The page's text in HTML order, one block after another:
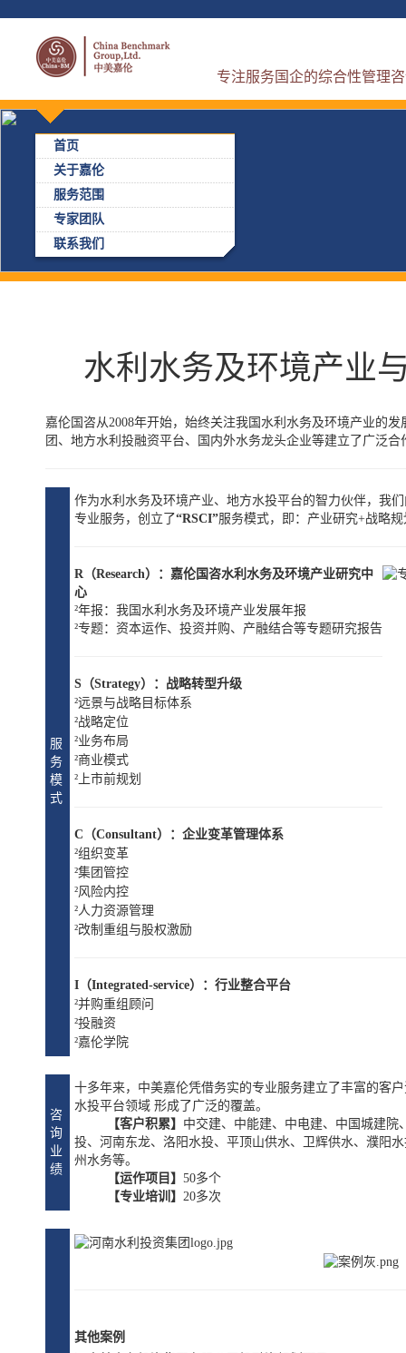
专注服务国企的综合性管理
首页
关于嘉伦
服务范围
专家团队
联系我们
水利水务及环境产业
嘉伦国咨从2008年开始，始终关注我国水利水务及环境产业的
团、地方水利投融资平台、国内外水务龙头企业等建立了广泛
服
务
模
式
作为水利水务及环境产业、地方水投平台的智力伙伴，我
专业服务，创立了“RSCI”服务模式，即：产业研究+战略
R（Research）：嘉伦国咨水利水务及环境产业研究中
心
²年报：我国水利水务及环境产业发展年报
²专题：资本运作、投资并购、产融结合等专题研究报告
S（Strategy）：战略转型升级
²远景与战略目标体系
²战略定位
²业务布局
²商业模式
² 上市前规划
C（Consultant）：企业变革管理体系
²组织变革
²集团管控
²风险内控
²人力资源管理
²改制重组与股权激励
I（Integrated-service）：行业整合平台
²并购重组顾问
²投融资
²嘉伦学院
咨
询
业
绩
十多年来，中美嘉伦凭借务实的专业服务建立了丰富的客
水投平台领域 形成了广泛的覆盖。
【客户积累】 中交建、中能建、中电建、中国城建
投、河南东龙、洛阳水投、平顶山供水、卫辉供水、濮阳
州水务等。
【运作项目】 50多个
【专业培训】 20多次
其他案例